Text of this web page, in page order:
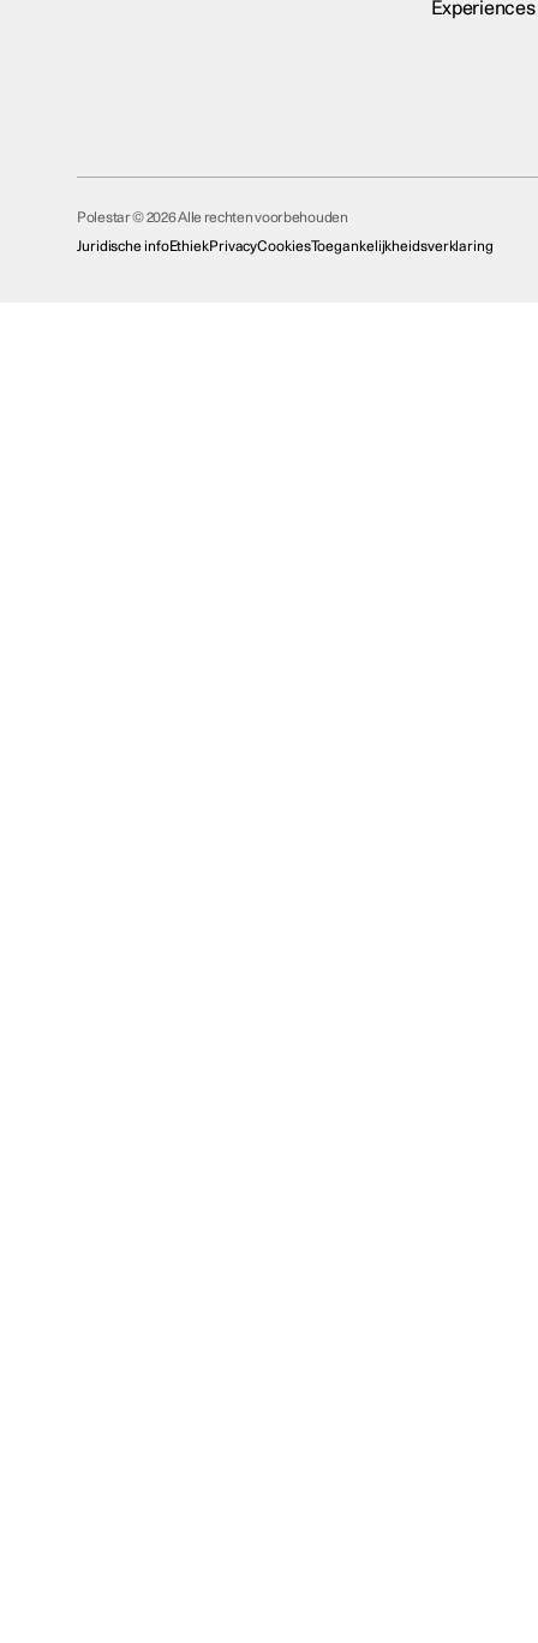
Experiences
Polestar © 2026 Alle rechten voorbehouden
Juridische infoEthiekPrivacyCookiesToegankelijkheidsverklaring